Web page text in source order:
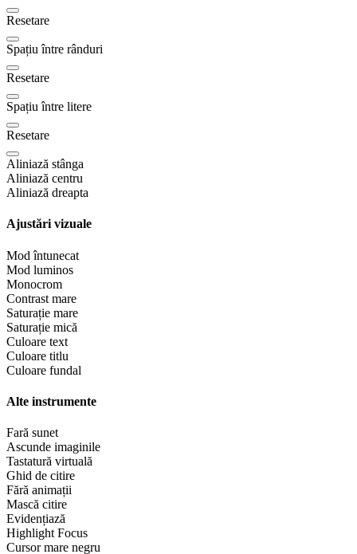
Resetare
Spațiu între rânduri
Resetare
Spațiu între litere
Resetare
Aliniază stânga
Aliniază centru
Aliniază dreapta
Ajustări vizuale
Mod întunecat
Mod luminos
Monocrom
Contrast mare
Saturație mare
Saturație mică
Culoare text
Culoare titlu
Culoare fundal
Alte instrumente
Fară sunet
Ascunde imaginile
Tastatură virtuală
Ghid de citire
Fără animații
Mască citire
Evidențiază
Highlight Focus
Cursor mare negru